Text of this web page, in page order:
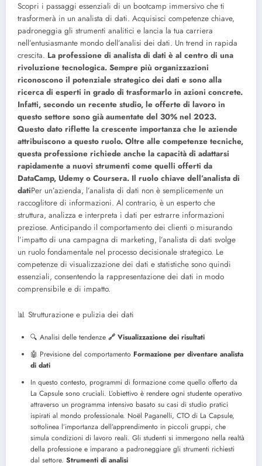
Scopri i passaggi essenziali di un bootcamp immersivo che ti
trasformerà in un analista di dati. Acquisisci competenze chiave,
padroneggia gli strumenti analitici e lancia la tua carriera
nell’entusiasmante mondo dell’analisi dei dati. Un trend in rapida
crescita. La professione di analista di dati è al centro di una
rivoluzione tecnologica. Sempre più organizzazioni
riconoscono il potenziale strategico dei dati e sono alla
ricerca di esperti in grado di trasformarlo in azioni concrete.
Infatti, secondo un recente studio, le offerte di lavoro in
questo settore sono già aumentate del 30% nel 2023.
Questo dato riflette la crescente importanza che le aziende
attribuiscono a questo ruolo. Oltre alle competenze tecniche,
questa professione richiede anche la capacità di adattarsi
rapidamente a nuovi strumenti come quelli offerti da
DataCamp, Udemy o Coursera. Il ruolo chiave dell’analista di
datiPer un’azienda, l’analista di dati non è semplicemente un
raccoglitore di informazioni. Al contrario, è un esperto che
struttura, analizza e interpreta i dati per estrarre informazioni
preziose. Anticipando il comportamento dei clienti o misurando
l’impatto di una campagna di marketing, l’analista di dati svolge
un ruolo fondamentale nel processo decisionale strategico. Le
competenze di visualizzazione dei dati e statistiche sono quindi
essenziali, consentendo la rappresentazione dei dati in modo
comprensibile e di impatto.
📊 Strutturazione e pulizia dei dati
🔍 Analisi delle tendenze 🔗 Visualizzazione dei risultati
🤖 Previsione del comportamento Formazione per diventare analista
di dati
In questo contesto, programmi di formazione come quello offerto da
La Capsule sono cruciali. L’obiettivo è rendere ogni studente operativo
attraverso un programma intensivo basato su casi di studio pratici
ispirati al mondo professionale. Noël Paganelli, CTO di La Capsule,
sottolinea l’importanza dell’apprendimento in piccoli gruppi, che
simula condizioni di lavoro reali. Gli studenti si immergono nella realtà
della professione e imparano a padroneggiare gli strumenti richiesti
dal settore. Strumenti di analisi